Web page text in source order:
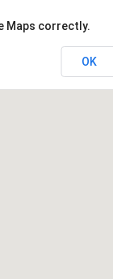
Maps correctly.
OK